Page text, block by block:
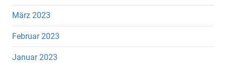
März 2023
Februar 2023
Januar 2023